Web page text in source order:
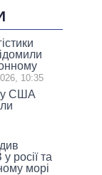
10:35
у США
росії та
морі